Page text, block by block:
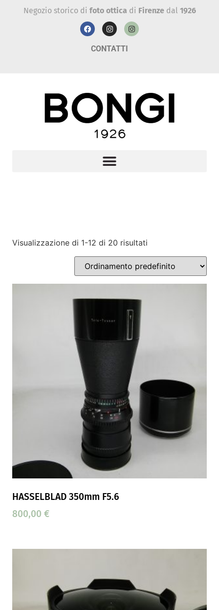
Negozio storico di foto ottica di Firenzedal 1926
CONTATTI
Visualizzazione di 1-12 di 20 risultati
HASSELBLAD 350mm F5.6
800,00 €